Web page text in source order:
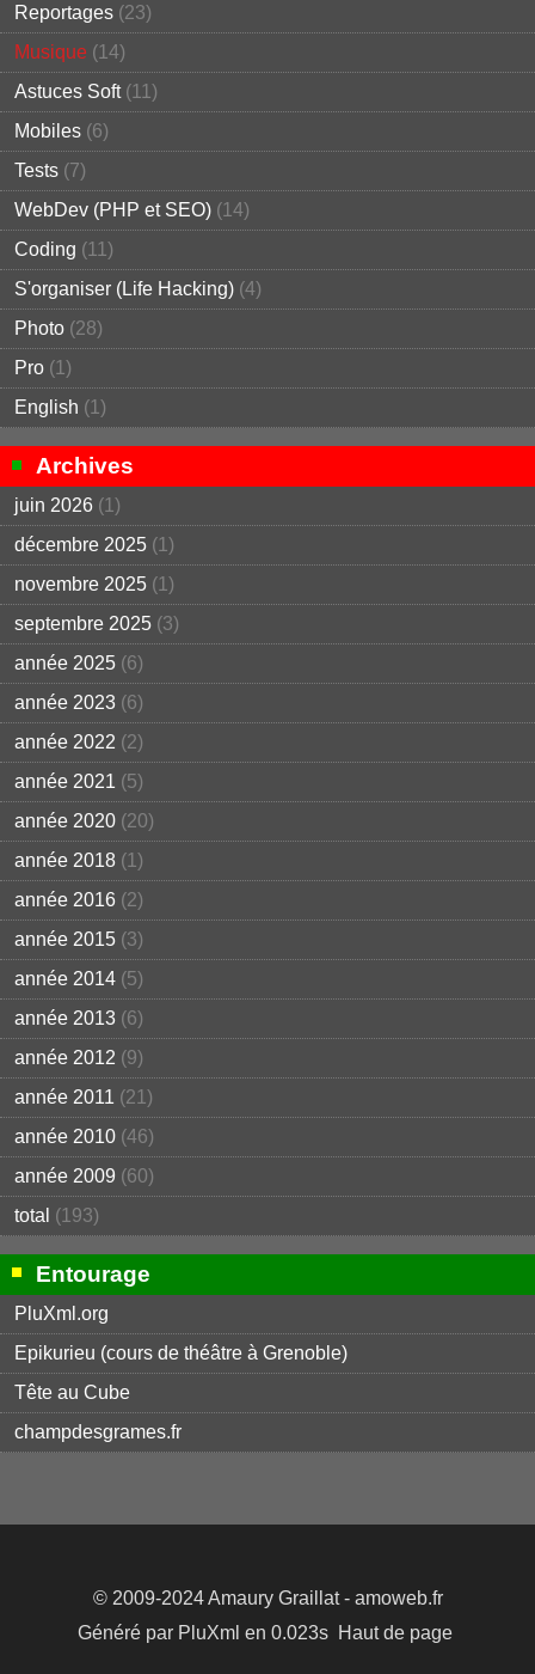
Reportages (23)
Musique (14)
Astuces Soft(11)
Mobiles (6)
Tests (7)
WebDev (PHP et SEO) (14)
Coding (11)
S'organiser (Life Hacking) (4)
Photo (28)
Pro (1)
English (1)
Archives
juin 2026 (1)
décembre 2025 (1)
novembre 2025 (1)
septembre 2025 (3)
année 2025 (6)
année 2023 (6)
année 2022 (2)
année 2021 (5)
année 2020 (20)
année 2018 (1)
année 2016 (2)
année 2015 (3)
année 2014 (5)
année 2013 (6)
année 2012 (9)
année 2011 (21)
année 2010 (46)
année 2009 (60)
total (193)
Entourage
PluXml.org
Epikurieu (cours de théâtre à Grenoble)
Tête au Cube
champdesgrames.fr
© 2009-2024Amaury Graillat- amoweb.fr
Généré par PluXml en 0.023s Haut de page